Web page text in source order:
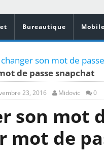
Bureautique Mobile
son mot de
de passe snapchat
23, 2016 Midovic 0
son mot
mot de